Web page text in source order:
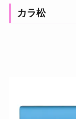
カラ松